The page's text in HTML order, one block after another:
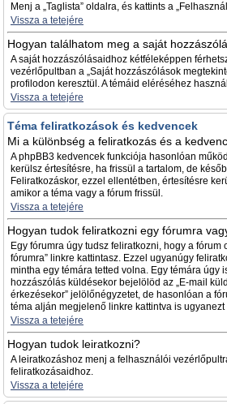
Menj a „Taglista” oldalra, és kattints a
Vissza a tetejére
Hogyan találhatom meg a saját
A saját hozzászólásaidhoz kétféleképpen
vezérlőpultban a „Saját hozzászólások
profilodon keresztül. A témáid eléréséhez
Vissza a tetejére
Téma feliratkozások és kedvencek
Mi a különbség a feliratkozás és a
A phpBB3 kedvencek funkciója hasonlóan
kerülsz értesítésre, ha frissül a tartalom, de
Feliratkozáskor, ezzel ellentétben, értesítésre
amikor a téma vagy a fórum frissül.
Vissza a tetejére
Hogyan tudok feliratkozni egy fórumra
Egy fórumra úgy tudsz feliratkozni, hogy a fórum
fórumra” linkre kattintasz. Ezzel ugyanúgy
mintha egy témára tetted volna. Egy témára úgy
hozzászólás küldésekor bejelölöd az „E-mail
érkezésekor” jelölőnégyzetet, de hasonlóan a
téma alján megjelenő linkre kattintva is ugyanezt
Vissza a tetejére
Hogyan tudok leiratkozni?
A leiratkozáshoz menj a felhasználói
feliratkozásaidhoz.
Vissza a tetejére